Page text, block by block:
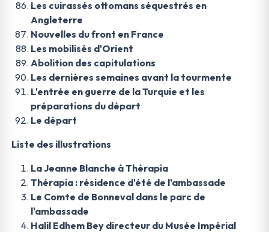
Les cuirassés ottomans séquestrés en
Angleterre
Nouvelles du front en France
Les mobilisés d'Orient
Abolition des capitulations
Les dernières semaines avant la tourmente
L'entrée en guerre de la Turquie et les
préparations du départ
Le départ
Liste des illustrations
La Jeanne Blanche à Thérapia
Thérapia : résidence d'été de l'ambassade
Le Comte de Bonneval dans le parc de
l'ambassade
Halil Edhem Bey directeur du Musée Impérial